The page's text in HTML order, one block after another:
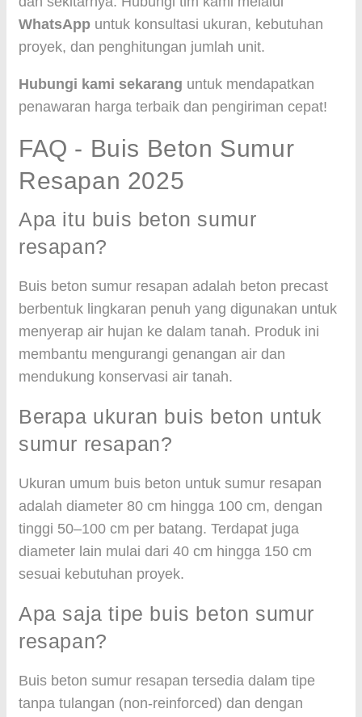
WhatsApp untuk konsultasi ukuran, kebutuhan
proyek, dan penghitungan jumlah unit.
Hubungi kami sekarang untuk mendapatkan
penawaran harga terbaik dan pengiriman cepat!
FAQ - Buis Beton Sumur
Resapan 2025
Apa itu buis beton sumur
resapan?
Buis beton sumur resapan adalah beton precast
berbentuk lingkaran penuh yang digunakan untuk
menyerap air hujan ke dalam tanah. Produk ini
membantu mengurangi genangan air dan
mendukung konservasi air tanah.
Berapa ukuran buis beton untuk
sumur resapan?
Ukuran umum buis beton untuk sumur resapan
adalah diameter 80 cm hingga 100 cm, dengan
tinggi 50–100 cm per batang. Terdapat juga
diameter lain mulai dari 40 cm hingga 150 cm
sesuai kebutuhan proyek.
Apa saja tipe buis beton sumur
resapan?
Buis beton sumur resapan tersedia dalam tipe
tanpa tulangan (non-reinforced) dan dengan